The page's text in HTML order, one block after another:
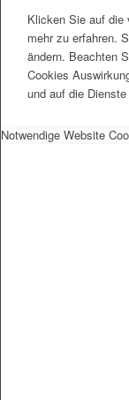
Klicken Sie auf die
mehr zu erfahren.
ändern. Beachten
Cookies
und auf die
Notwendige Website